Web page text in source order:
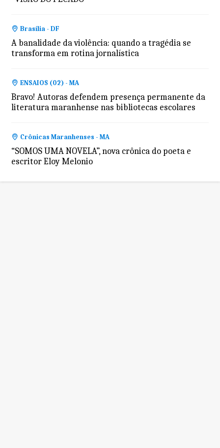
Brasília - DF
A banalidade da violência: quando a tragédia se
transforma em rotina jornalística
ENSAIOS (02) - MA
Bravo! Autoras defendem presença permanente da
literatura maranhense nas bibliotecas escolares
Crônicas Maranhenses - MA
“SOMOS UMA NOVELA”, nova crônica do poeta e
escritor Eloy Melonio